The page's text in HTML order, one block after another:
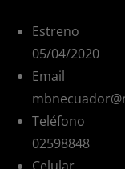
Estreno
05/04/2020
Email
Teléfono
02598848